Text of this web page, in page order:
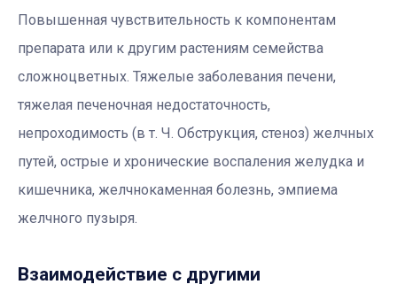
Повышенная чувствительность к компонентам
препарата или к другим растениям семейства
сложноцветных. Тяжелые заболевания печени,
тяжелая печеночная недостаточность,
непроходимость (в т. Ч. Обструкция, стеноз) желчных
путей, острые и хронические воспаления желудка и
кишечника, желчнокаменная болезнь, эмпиема
желчного пузыря.
Взаимодействие с другими